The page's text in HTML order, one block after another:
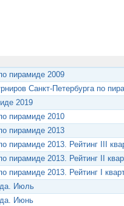
пирамиде 2009
Санкт-Петербурга по
2019
пирамиде 2010
пирамиде 2013
пирамиде 2013. Рейтинг III
пирамиде 2013. Рейтинг II
пирамиде 2013. Рейтинг I
Июль
Июнь